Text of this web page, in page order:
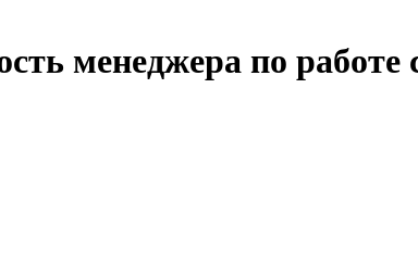
менеджера по